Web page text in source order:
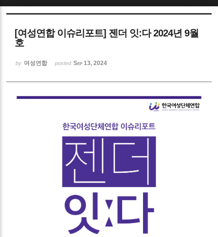
[여성연합 이슈리포트] 젠더 잇:다 2024년 9월
호
by 여성연합 posted Sep 13, 2024
Sketchbook5, 스케치북5
Sketchbook5, 스케치북5